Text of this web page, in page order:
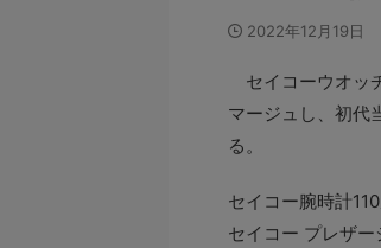
2022年12月19日
セイコーウオッ
マージュし、初代
る。
セイコー腕時計
セイコー プレザー